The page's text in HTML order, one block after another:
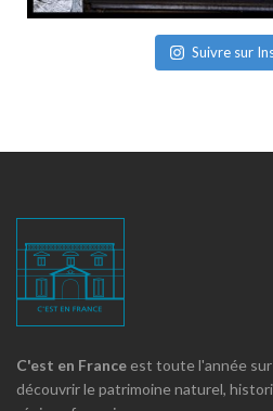
Suivre sur
C'est en France est toute l'année
découvrir le patrimoine naturel,